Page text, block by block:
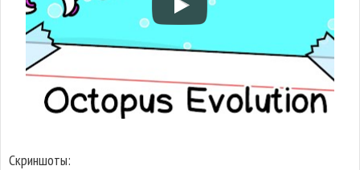
Скриншоты: